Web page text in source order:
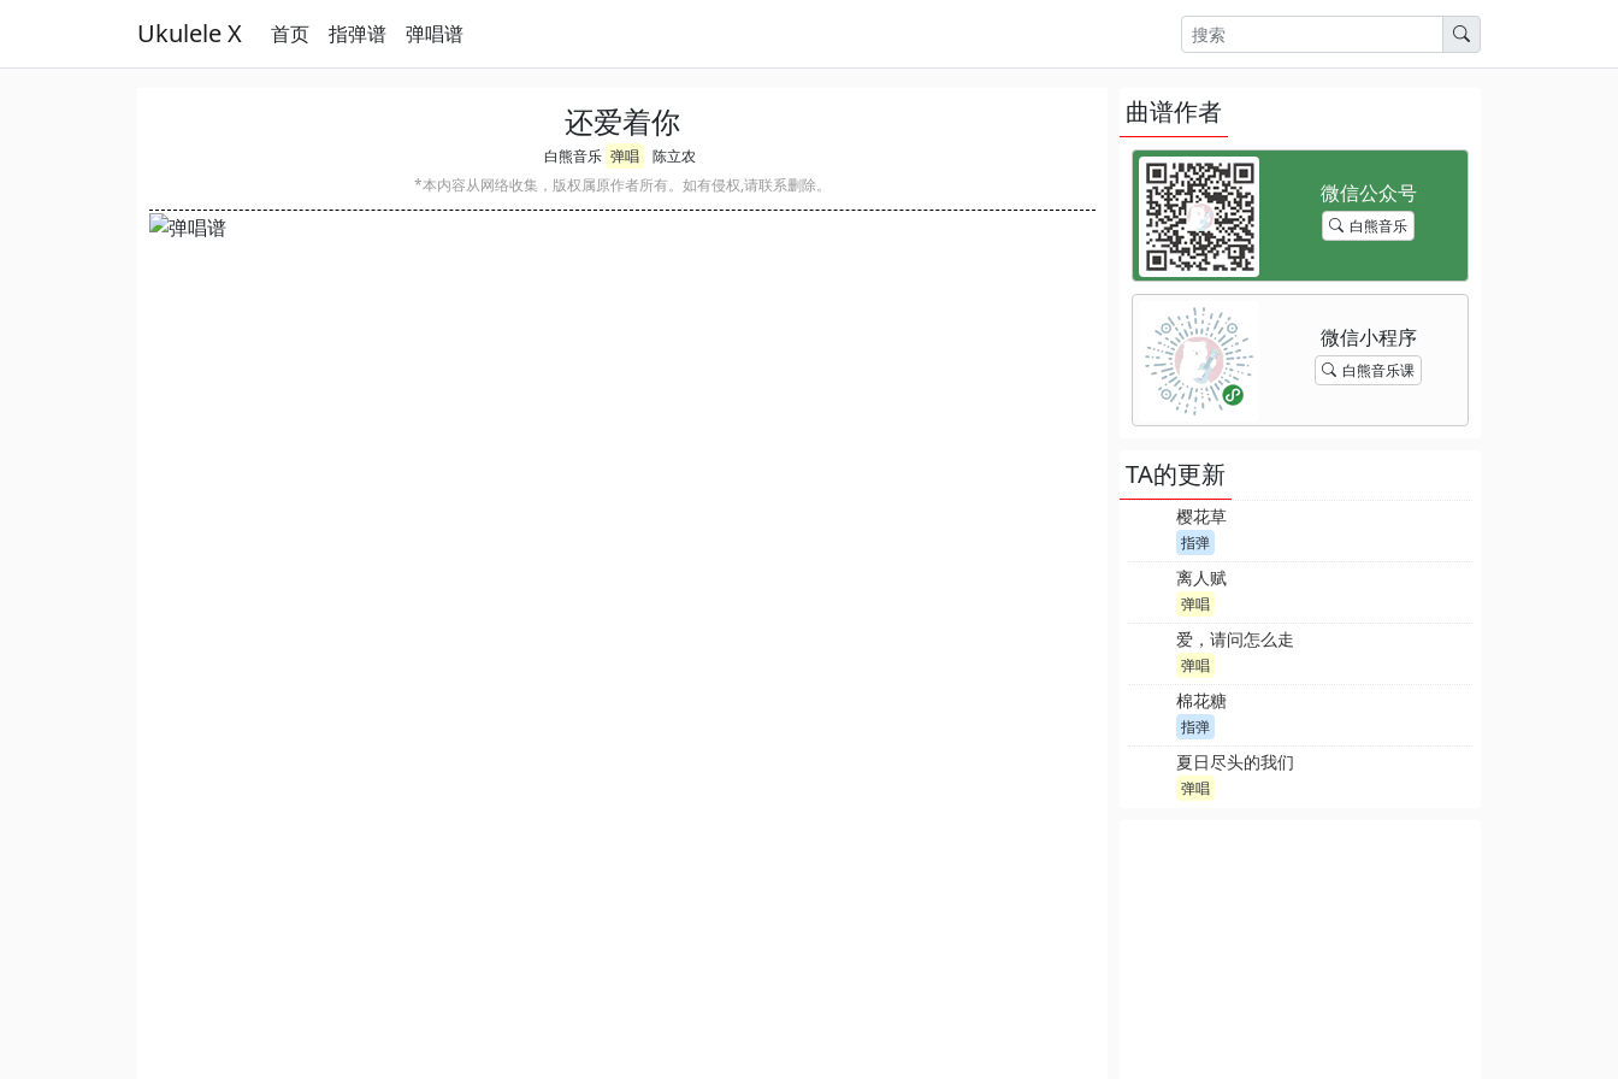
Ukulele X 首页 指弹谱 弹唱谱
还爱着你
白熊音乐 弹唱
陈立农
*本内容从网络收集，版权属原作者所有。如有侵权,请联系删除。
曲谱作者
白熊音乐
白熊音乐课
TA的更新
樱花草
指弹
离人赋
弹唱
爱，请问怎么走
弹唱
棉花糖
指弹
夏日尽头的我们
弹唱